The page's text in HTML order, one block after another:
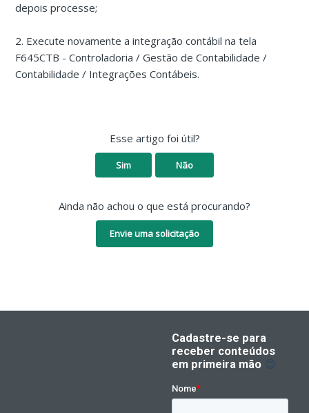
depois processe;
2. Execute novamente a integração contábil na tela
F645CTB - Controladoria / Gestão de Contabilidade /
Contabilidade / Integrações Contábeis.
Esse artigo foi útil?
Sim Não
Ainda não achou o que está procurando?
Envie uma solicitação